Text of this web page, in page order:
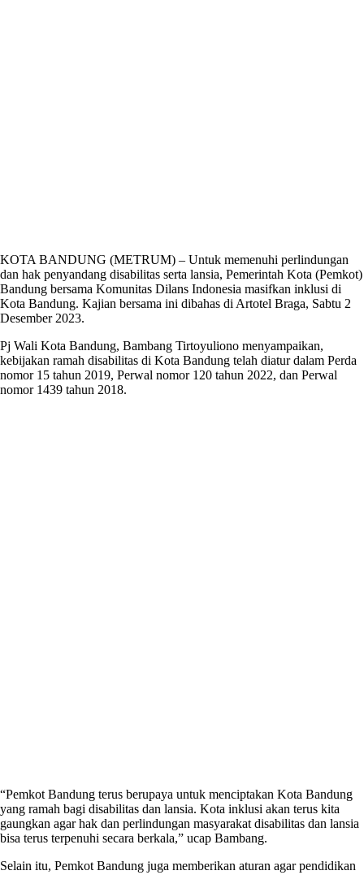
KOTA BANDUNG (METRUM) – Untuk memenuhi perlindungan
dan hak penyandang disabilitas serta lansia, Pemerintah Kota (Pemkot)
Bandung bersama Komunitas Dilans Indonesia masifkan inklusi di
Kota Bandung. Kajian bersama ini dibahas di Artotel Braga, Sabtu 2
Desember 2023.
Pj Wali Kota Bandung, Bambang Tirtoyuliono menyampaikan,
kebijakan ramah disabilitas di Kota Bandung telah diatur dalam Perda
nomor 15 tahun 2019, Perwal nomor 120 tahun 2022, dan Perwal
nomor 1439 tahun 2018.
“Pemkot Bandung terus berupaya untuk menciptakan Kota Bandung
yang ramah bagi disabilitas dan lansia. Kota inklusi akan terus kita
gaungkan agar hak dan perlindungan masyarakat disabilitas dan lansia
bisa terus terpenuhi secara berkala,” ucap Bambang.
Selain itu, Pemkot Bandung juga memberikan aturan agar pendidikan